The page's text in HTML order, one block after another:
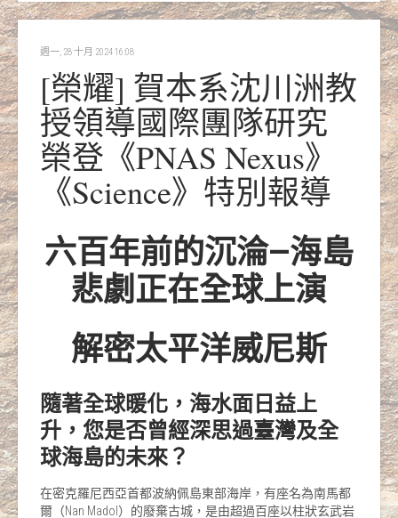
週一, 28 十月 2024 16:08
[榮耀] 賀本系沈川洲教
授領導國際團隊研究
榮登《PNAS Nexus》
《Science》特別報導
六百年前的沉淪—海島
悲劇正在全球上演
解密太平洋威尼斯
隨著全球暖化 ，海水面日益上
升，您是否曾經深思過臺灣及全
球海島的未來？
在密克羅尼西亞首都波納佩島東部海岸，有座名為南馬都
爾（Nan Madol）的廢棄古城，是由超過百座以柱狀玄武岩